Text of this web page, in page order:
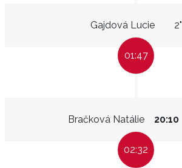
Gajdová Lucie 2"
01:47
Bračková Natálie 20:10
02:32